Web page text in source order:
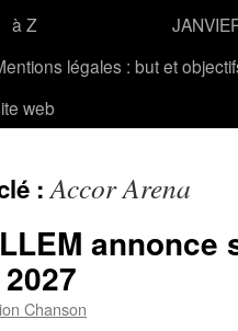
à Z
légales : but et
web
:Accor Arena
annonce
Chanson